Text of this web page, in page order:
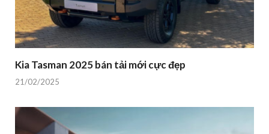
Kia Tasman 2025 bán tải mới cực đẹp
21/02/2025